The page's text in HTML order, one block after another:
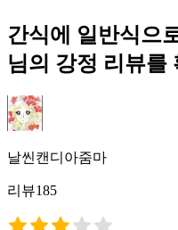
간식에 일반식으
님의 강정 리뷰를
날씬캔디아줌마
리뷰185